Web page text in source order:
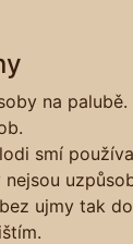
na
smí
nejsou
ujmy tak